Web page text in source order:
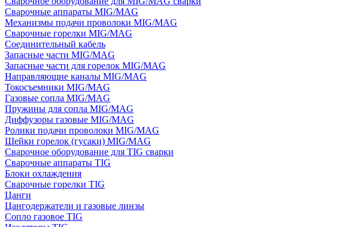
Сварочные аппараты MIG/MAG
Механизмы подачи проволоки MIG/MAG
Сварочные горелки MIG/MAG
Соединительный кабель
Запасные части MIG/MAG
Запасные части для горелок MIG/MAG
Направляющие каналы MIG/MAG
Токосъемники MIG/MAG
Газовые сопла MIG/MAG
Пружины для сопла MIG/MAG
Диффузоры газовые MIG/MAG
Ролики подачи проволоки MIG/MAG
Шейки горелок (гусаки) MIG/MAG
Сварочное оборудование для TIG сварки
Сварочные аппараты TIG
Блоки охлаждения
Сварочные горелки TIG
Цанги
Цангодержатели и газовые линзы
Сопло газовое TIG